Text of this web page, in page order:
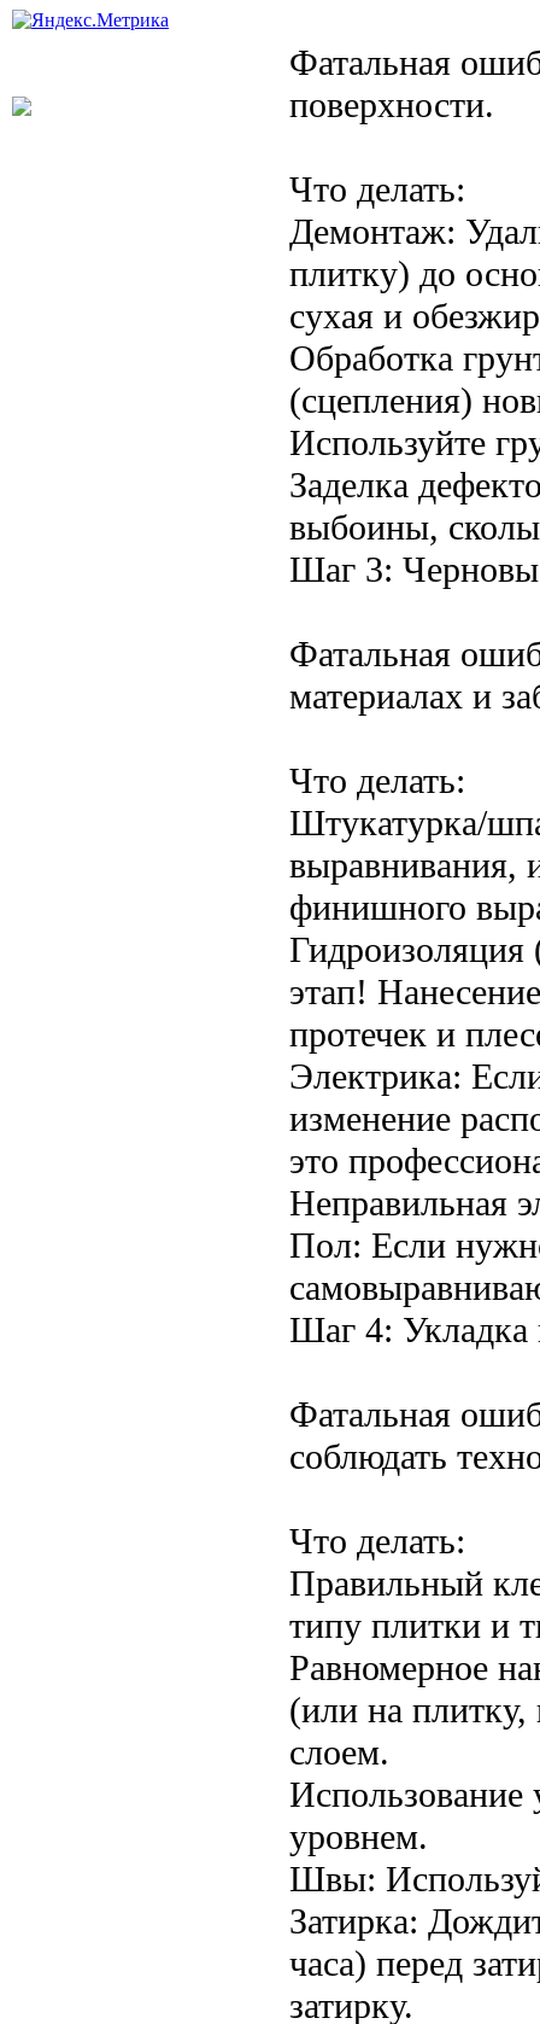
Фатальная
поверхности.
Что делать:
Демонтаж:
плитку) до
сухая и
Обработка
(сцепления)
Используйте
Заделка
выбоины,
Шаг 3:
Фатальная
материалах и
Что делать:
Штукатурка/
выравнивания,
финишного
Гидроизоляция
этап!
протечек и
Электрика:
изменение
это
Неправильная
Пол: Если
Шаг 4: Укладка
Фатальная
соблюдать
Что делать:
Правильный
типу плитки и
Равномерное
(или на
слоем.
уровнем.
Швы:
Затирка:
часа) перед
затирку.